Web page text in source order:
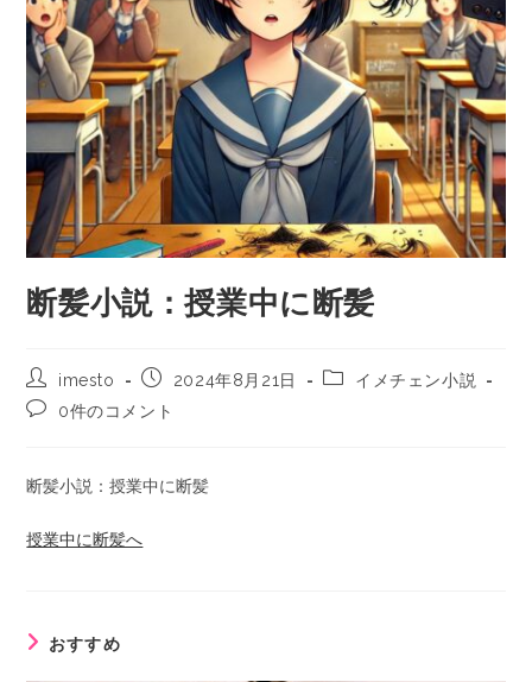
断髪小説：授業中に断髪
imesto 2024年8月21日
イメチェン小説
0件のコメント
断髪小説：授業中に断髪
授業中に断髪へ
おすすめ